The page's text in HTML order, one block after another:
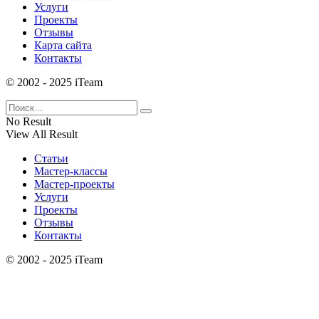
Услуги
Проекты
Отзывы
Карта сайта
Контакты
© 2002 - 2025 iTeam
No Result
View All Result
Статьи
Мастер-классы
Мастер-проекты
Услуги
Проекты
Отзывы
Контакты
© 2002 - 2025 iTeam